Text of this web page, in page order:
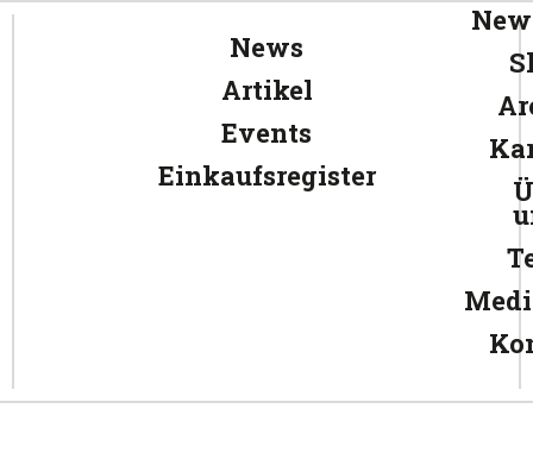
News
Artikel
Events
Einkaufsregister